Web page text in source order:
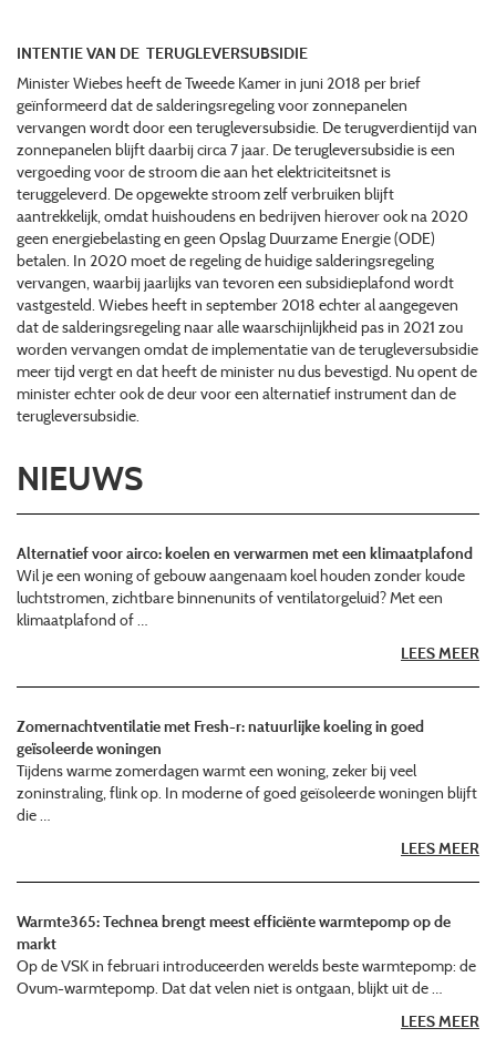
INTENTIE VAN DE TERUGLEVERSUBSIDIE
​Minister Wiebes heeft de Tweede Kamer in juni 2018 per brief
geïnformeerd dat de salderingsregeling voor zonnepanelen
vervangen wordt door een terugleversubsidie. De terugverdientijd van
zonnepanelen blijft daarbij circa 7 jaar. De terugleversubsidie is een
vergoeding voor de stroom die aan het elektriciteitsnet is
teruggeleverd. De opgewekte stroom zelf verbruiken blijft
aantrekkelijk, omdat huishoudens en bedrijven hierover ook na 2020
geen energiebelasting en geen Opslag Duurzame Energie (ODE)
betalen. In 2020 moet de regeling de huidige salderingsregeling
vervangen, waarbij jaarlijks van tevoren een subsidieplafond wordt
vastgesteld. Wiebes heeft in september 2018 echter al aangegeven
dat de salderingsregeling naar alle waarschijnlijkheid pas in 2021 zou
worden vervangen omdat de implementatie van de terugleversubsidie
meer tijd vergt en dat heeft de minister nu dus bevestigd. Nu opent de
minister echter ook de deur voor een alternatief instrument dan de
terugleversubsidie.
NIEUWS
Alternatief voor airco: koelen en verwarmen met een klimaatplafond
Wil je een woning of gebouw aangenaam koel houden zonder koude
luchtstromen, zichtbare binnenunits of ventilatorgeluid? Met een
klimaatplafond of …
LEES MEER
Zomernachtventilatie met Fresh-r: natuurlijke koeling in goed
geïsoleerde woningen
Tijdens warme zomerdagen warmt een woning, zeker bij veel
zoninstraling, flink op. In moderne of goed geïsoleerde woningen blijft
die …
LEES MEER
Warmte365: Technea brengt meest efficiënte warmtepomp op de
markt
Op de VSK in februari introduceerden werelds beste warmtepomp: de
Ovum-warmtepomp. Dat dat velen niet is ontgaan, blijkt uit de …
LEES MEER